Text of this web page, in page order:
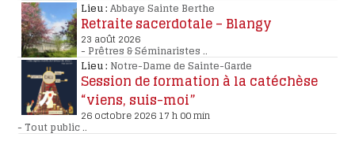
Lieu : Abbaye Sainte Berthe
Retraite sacerdotale – Blangy
23 août 2026
- Prêtres & Séminaristes..
Lieu : Notre-Dame de Sainte-Garde
Session de formation à la catéchèse
“viens, suis-moi”
26 octobre 2026 17 h 00 min
-Tout public..